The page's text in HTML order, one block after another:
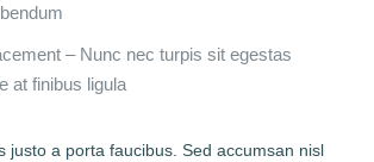
– Nunc nec turpis sit egestas
at finibus ligula
justo a porta faucibus. Sed accumsan nisl